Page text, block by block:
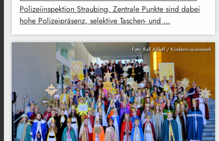
Polizeiinspektion Straubing. Zentrale Punkte sind dabei
hohe Polizeipräsenz, selektive Taschen- und …
Foto: Ralf Adloff / Kindermissionswerk